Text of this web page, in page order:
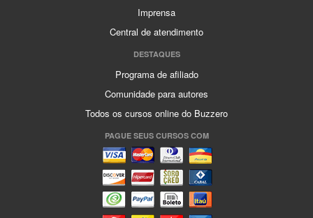
Imprensa
Central de atendimento
DESTAQUES
Programa de afiliado
Comunidade para autores
Todos os cursos online do Buzzero
PAGUE SEUS CURSOS COM